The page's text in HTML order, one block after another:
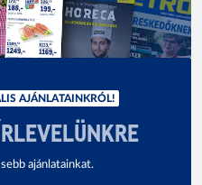
AJÁNLATAINKRÓL!
ajánlatainkat.